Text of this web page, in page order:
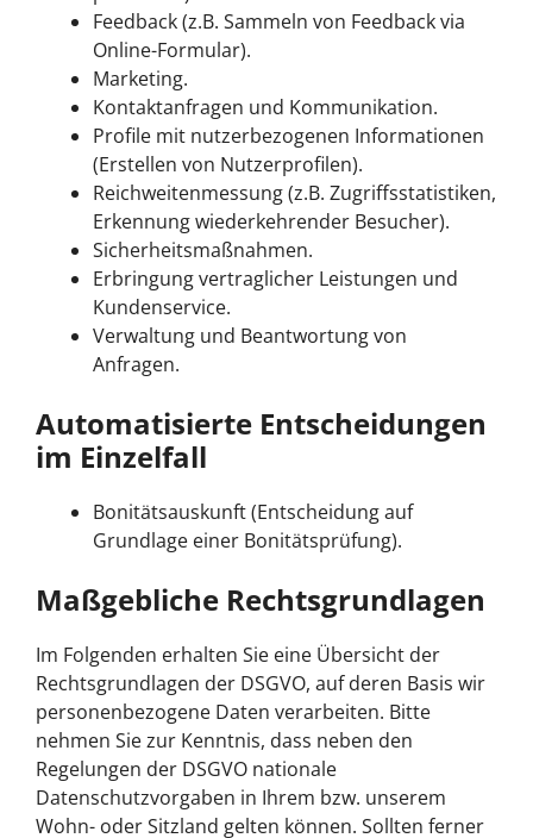
Feedback (z.B. Sammeln von Feedback via
Online-Formular).
Marketing.
Kontaktanfragen und Kommunikation.
Profile mit nutzerbezogenen Informationen
(Erstellen von Nutzerprofilen).
Reichweitenmessung (z.B. Zugriffsstatistiken,
Erkennung wiederkehrender Besucher).
Sicherheitsmaßnahmen.
Erbringung vertraglicher Leistungen und
Kundenservice.
Verwaltung und Beantwortung von
Anfragen.
Automatisierte Entscheidungen
im Einzelfall
Bonitätsauskunft (Entscheidung auf
Grundlage einer Bonitätsprüfung).
Maßgebliche Rechtsgrundlagen
Im Folgenden erhalten Sie eine Übersicht der
Rechtsgrundlagen der DSGVO, auf deren Basis wir
personenbezogene Daten verarbeiten. Bitte
nehmen Sie zur Kenntnis, dass neben den
Regelungen der DSGVO nationale
Datenschutzvorgaben in Ihrem bzw. unserem
Wohn- oder Sitzland gelten können. Sollten ferner